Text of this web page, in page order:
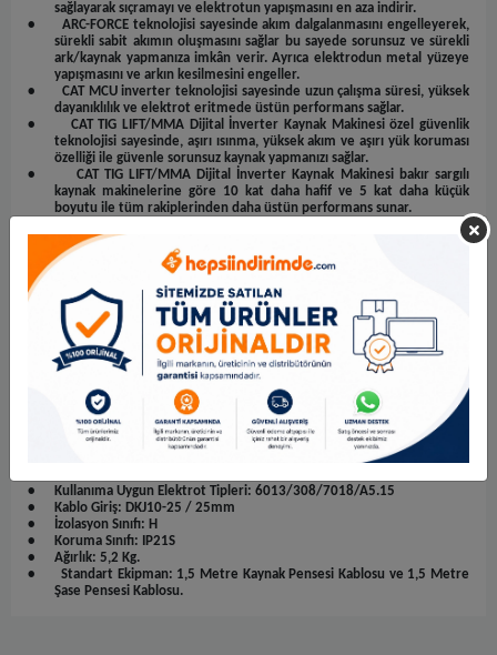
sağlayarak sıçramayı ve elektrotun yapışmasını en aza indirir.
•
ARC-FORCE teknolojisi sayesinde akım dalgalanmasını engelleyerek,
sürekli sabit akımın oluşmasını sağlar bu sayede sorunsuz ve sürekli
ark/kaynak yapmanıza imkân verir. Ayrıca elektrodun metal yüzeye
yapışmasını ve arkın kesilmesini engeller.
•
CAT MCUinverter teknolojisi sayesinde uzun çalışma süresi, yüksek
dayanıklılık ve elektrot eritmede üstün performans sağlar.
•
CAT TIG LIFT/MMA Dijital İnverter Kaynak Makinesi özel güvenlik
teknolojisi sayesinde, aşırı ısınma, yüksek akım ve aşırı yük koruması
özelliği ile güvenle sorunsuz kaynak yapmanızı sağlar.
•
CAT TIG LIFT/MMADijital İnverter Kaynak Makinesi bakır sargılı
kaynak makinelerine göre 10 kat daha hafif ve 5 kat daha küçük
boyutu ile tüm rakiplerinden daha üstün performans sunar.
inverter teknolojisi sayesinde Jeneratörler ile kullanım
imkânı sağlar.
CAT TIG LIFT/MMADijital İnverter Kaynak Makinesi 10 KWa ve üzeri
Jeneratörler ile kullanıma uygundur.
•
WIDE INPUT VOLTAGEteknolojisi sayesinde dalgalı akıma karşı üstün
koruma sağlayarak 170 – 250V akım aralığında sorunsuz çalışmanızı
sağlar.
Üstün CAT teknolojisi ile İTALYA’da üretilmiştir.
Giriş Voltajı: 230V
Voltaj Aralığı: 170 – 250V
Boşta Çalışma Voltajı: TIG 14V / MMA 70V
Giriş Akımı: TIG 27,2 / MMA 35,8A
Kaynak Akım Aralığı: 15-200 Amper
Çektiği Güç: TIG 4,7 Kw
/ MMA 6,3 Kw
•
Kullanıma Uygun Elektrot Tipleri: 6013/308/7018/A5.15
•
Kablo Giriş: DKJ10-25 / 25mm
•
İzolasyon Sınıfı: H
•
Koruma Sınıfı: IP21S
•
Ağırlık: 5,2 Kg.
•
Standart Ekipman: 1,5 Metre Kaynak Pensesi Kablosu ve 1,5 Metre
Şase Pensesi Kablosu.